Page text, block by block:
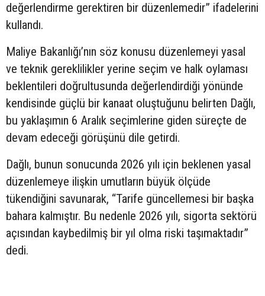
değerlendirme gerektiren bir düzenlemedir” ifadelerini
kullandı.
Maliye Bakanlığı’nın söz konusu düzenlemeyi yasal
ve teknik gereklilikler yerine seçim ve halk oylaması
beklentileri doğrultusunda değerlendirdiği yönünde
kendisinde güçlü bir kanaat oluştuğunu belirten Dağlı,
bu yaklaşımın 6 Aralık seçimlerine giden süreçte de
devam edeceği görüşünü dile getirdi.
Dağlı, bunun sonucunda 2026 yılı için beklenen yasal
düzenlemeye ilişkin umutların büyük ölçüde
tükendiğini savunarak, “Tarife güncellemesi bir başka
bahara kalmıştır. Bu nedenle 2026 yılı, sigorta sektörü
açısından kaybedilmiş bir yıl olma riski taşımaktadır”
dedi.